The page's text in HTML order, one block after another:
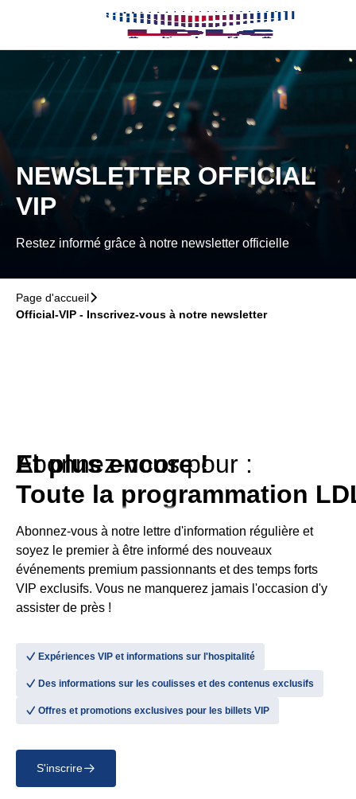
Retour au menu principal􀄫
NEWSLETTER OFFICIAL
VIP
Restez informé grâce à notre newsletter officielle
Page d'accueil􀆊
Official-VIP - Inscrivez-vous à notre newsletter
Abonnez-vous pour :
Toute la programmation
Abonnez-vous à notre lettre d'information régulière et
soyez le premier à être informé des nouveaux
événements premium passionnants et des temps forts
VIP exclusifs. Vous ne manquerez jamais l'occasion d'y
assister de près !
􀆅 Expériences VIP et informations sur l'hospitalité
􀆅 Des informations sur les coulisses et des contenus exclusifs
􀆅 Offres et promotions exclusives pour les billets VIP
S'inscrire􀄫